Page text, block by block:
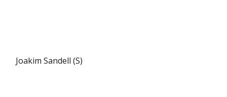
Joakim Sandell (S)